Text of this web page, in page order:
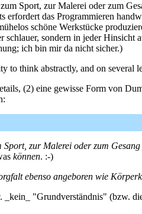
Sport, zur Malerei oder zum
das Programmieren
schöne Werkstücke
sondern in jeder
ich bin mir da nicht sicher.)
think abstractly, and on several
(2) eine gewisse Form von
zur Malerei oder zum
können. :-)
ebenso angeboren wie
"Grundverständnis" (bzw.